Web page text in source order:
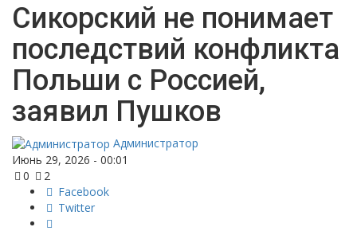
Сикорский не понимает
последствий конфликта
Польши с Россией,
заявил Пушков
Администратор
Июнь 29, 2026 - 00:01
0
2
Facebook
Twitter